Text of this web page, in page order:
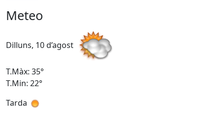
Meteo
Dilluns, 10 d’agost
T.Màx: 35°
T.Min: 22°
Tarda